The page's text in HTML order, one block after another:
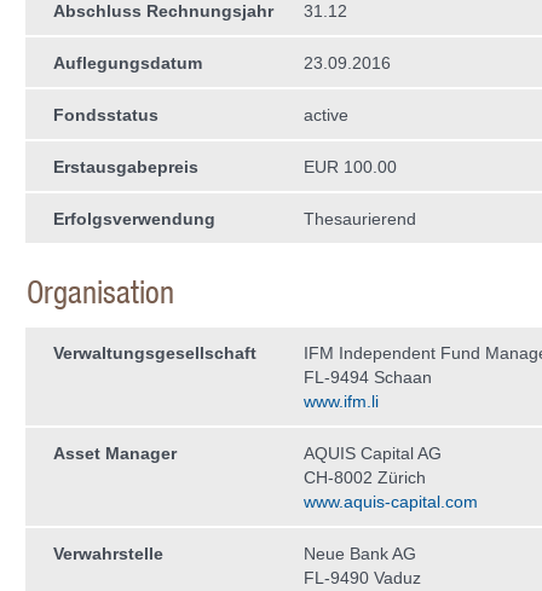
Abschluss Rechnungsjahr 31.12
Auflegungsdatum 23.09.2016
Fondsstatus active
Erstausgabepreis EUR 100.00
Erfolgsverwendung Thesaurierend
Organisation
Verwaltungs­gesellschaft
IFM Independent Fund
FL-9494 Schaan
www.ifm.li
Asset Manager
AQUIS Capital AG
CH-8002 Zürich
www.aquis-capital.com
Verwahrstelle
Neue Bank AG
FL-9490 Vaduz